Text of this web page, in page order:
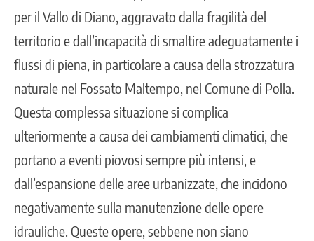
per il Vallo di Diano, aggravato dalla fragilità del
territorio e dall’incapacità di smaltire adeguatamente i
flussi di piena, in particolare a causa della strozzatura
naturale nel Fossato Maltempo, nel Comune di Polla.
Questa complessa situazione si complica
ulteriormente a causa dei cambiamenti climatici, che
portano a eventi piovosi sempre più intensi, e
dall’espansione delle aree urbanizzate, che incidono
negativamente sulla manutenzione delle opere
idrauliche. Queste opere, sebbene non siano